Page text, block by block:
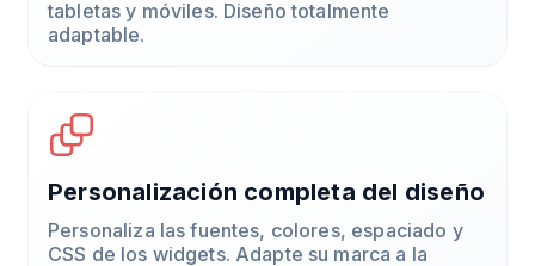
tabletas y móviles. Diseño totalmente
adaptable.
Personalización completa del diseño
Personaliza las fuentes, colores, espaciado y
CSS de los widgets. Adapte su marca a la